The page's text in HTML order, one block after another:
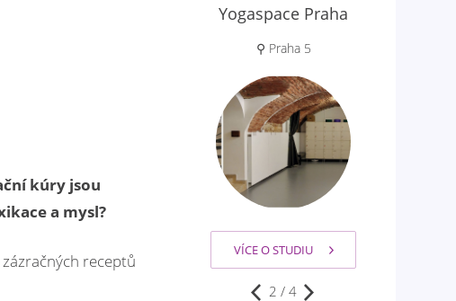
kúry jsou
a mysl?
receptů
Yogaspace Praha
⚲ Praha 5
VÍCE O STUDIU
2 / 4